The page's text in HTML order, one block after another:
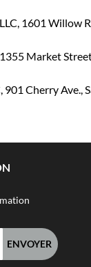
1601 Willow
Market
901 Cherry